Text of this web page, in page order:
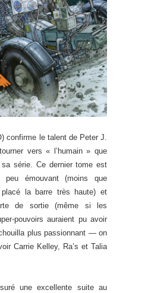
confirme le talent de Peter J.
vers « l’humain » que
sa série. Ce dernier tome est
émouvant (moins que
la barre très haute) et
de sortie (même si les
pouvoirs auraient pu avoir
plus passionnant — on
Carrie Kelley, Ra’s et Talia
une excellente suite au